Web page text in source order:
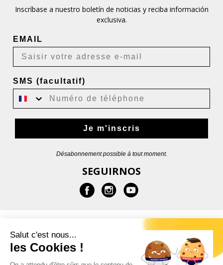
Inscríbase a nuestro boletín de noticias y reciba información
exclusiva.
EMAIL
SMS (facultatif)
Je m'inscris
Désabonnement possible à tout moment.
SEGUIRNOS
AYUDA
Salut c'est nous...
les Cookies !